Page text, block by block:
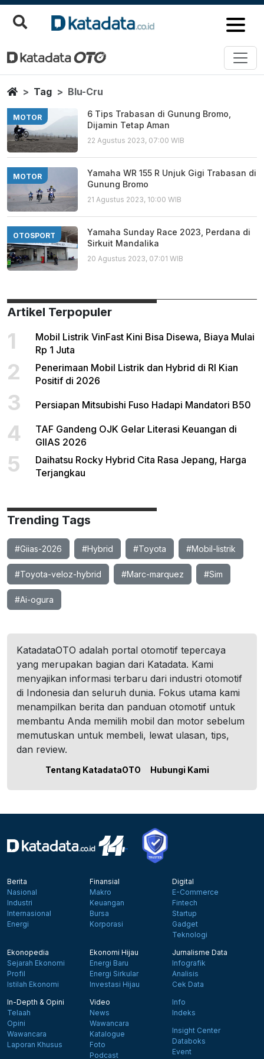
Blu Cru
Berita Terbaru
HomeTag Blu-Cru
MOTOR
6 Tips Trabasan di Gunung Bromo,
Dijamin Tetap Aman
22 Agustus 2023, 07:00 WIB
MOTOR
Yamaha WR 155 R Unjuk Gigi Trabasan di
Gunung Bromo
21 Agustus 2023, 10:00 WIB
OTOSPORT
Yamaha Sunday Race 2023, Perdana di
Sirkuit Mandalika
20 Agustus 2023, 07:01 WIB
Artikel Terpopuler
1
Mobil Listrik VinFast Kini Bisa Disewa, Biaya Mulai
Rp 1 Juta
2
Penerimaan Mobil Listrik dan Hybrid di RI Kian
Positif di 2026
3 Persiapan Mitsubishi Fuso Hadapi Mandatori B50
4
TAF Gandeng OJK Gelar Literasi Keuangan di
GIIAS 2026
5
Daihatsu Rocky Hybrid Cita Rasa Jepang, Harga
Terjangkau
Trending Tags
#Giias-2026 #Hybrid #Toyota #Mobil-listrik
#Toyota-veloz-hybrid #Marc-marquez #Sim
#Ai-ogura
KatadataOTO adalah portal otomotif tepercaya
yang merupakan bagian dari Katadata. Kami
menyajikan informasi terbaru dari industri otomotif
di Indonesia dan seluruh dunia. Fokus utama kami
menampilkan berita dan panduan otomotif untuk
membantu Anda memilih mobil dan motor sebelum
memutuskan untuk membeli, lewat ulasan, tips,
dan review.
Tentang KatadataOTO Hubungi Kami
Berita
Nasional
Industri
Internasional
Energi
Finansial
Makro
Keuangan
Bursa
Korporasi
Digital
E-Commerce
Fintech
Startup
Gadget
Teknologi
Ekonopedia
Sejarah Ekonomi
Profil
Istilah Ekonomi
Ekonomi Hijau
Energi Baru
Energi Sirkular
Investasi Hijau
Jurnalisme Data
Infografik
Analisis
Cek Data
In-Depth & Opini
Telaah
Opini
Wawancara
Laporan Khusus
Video
News
Wawancara
Katalogue
Foto
Podcast
Info
Indeks
Insight Center
Databoks
Event